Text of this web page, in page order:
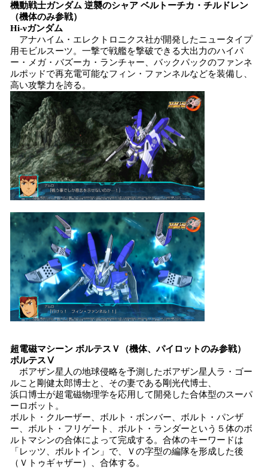
機動戦士ガンダム 逆襲のシャア ベルトーチカ・チルドレン
（機体のみ参戦）
Hi-νガンダム
アナハイム・エレクトロニクス社が開発したニュータイプ
用モビルスーツ。一撃で戦艦を撃破できる大出力のハイパ
ー・メガ・バズーカ・ランチャー、バックパックのファンネ
ルポッドで再充電可能なフィン・ファンネルなどを装備し、
高い攻撃力を誇る。
超電磁マシーン ボルテスＶ（機体、パイロットのみ参戦）
ボルテスⅤ
ボアザン星人の地球侵略を予測したボアザン星人ラ・ゴー
ルこと剛健太郎博士と、その妻である剛光代博士、
浜口博士が超電磁物理学を応用して開発した合体型のスーパ
ーロボット。
ボルト・クルーザー、ボルト・ボンバー、ボルト・パンザ
ー、ボルト・フリゲート、ボルト・ランダーという５体のボ
ルトマシンの合体によって完成する。合体のキーワードは
「レッツ、ボルトイン」で、Ｖの字型の編隊を形成した後
（Ｖトゥギャザー）、合体する。